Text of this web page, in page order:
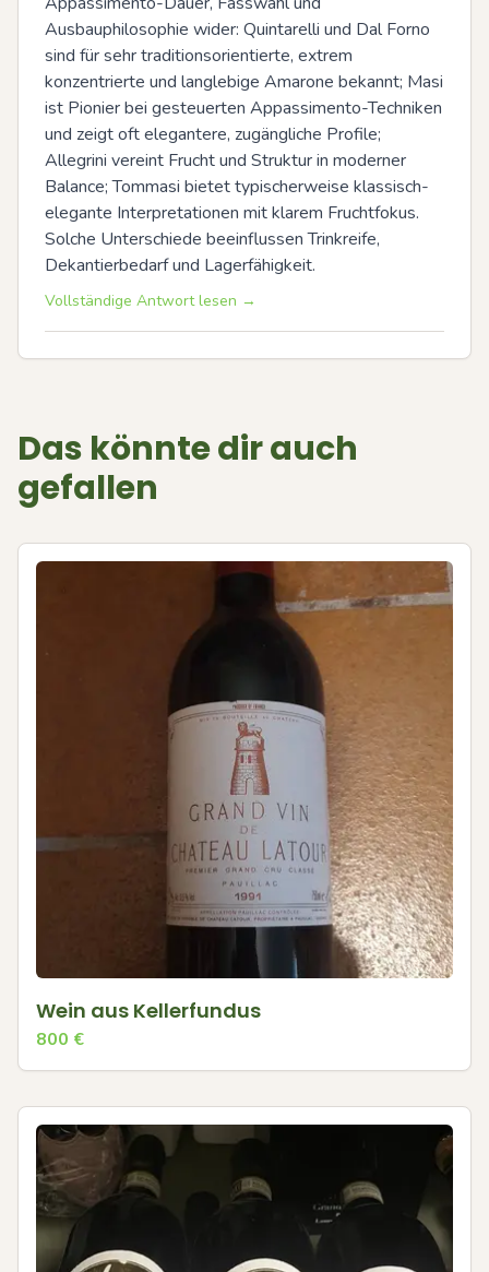
Ausbauphilosophie wider: Quintarelli und Dal Forno
sind für sehr traditionsorientierte, extrem
konzentrierte und langlebige Amarone bekannt; Masi
ist Pionier bei gesteuerten Appassimento-Techniken
und zeigt oft elegantere, zugängliche Profile;
Allegrini vereint Frucht und Struktur in moderner
Balance; Tommasi bietet typischerweise klassisch-
elegante Interpretationen mit klarem Fruchtfokus.
Solche Unterschiede beeinflussen Trinkreife,
Dekantierbedarf und Lagerfähigkeit.
Vollständige Antwort lesen →
Das könnte dir auch
gefallen
Wein aus Kellerfundus
800 €